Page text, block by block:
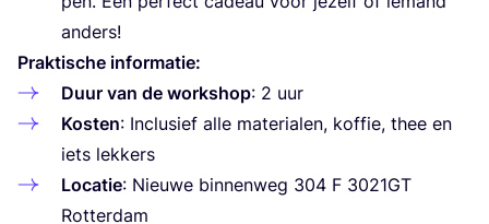
anders!
Prak­ti­sche informatie:
Duur van de work­shop: 2 uur
Kos­ten: Inclu­sief alle mate­ri­a­len, kof­fie, thee en
iets lekkers
Loca­tie: Nieu­we bin­nen­weg 304 F 3021GT
Rotterdam